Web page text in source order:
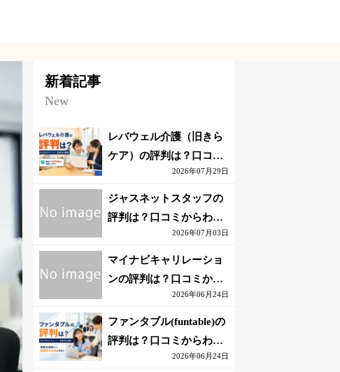
新着記事
New
レバウェル介護（旧きら
ケア）の評判は？口コミ
からわかるメリット・注
意点を解説
2026年07月29日
ジャスネットスタッフの
評判は？口コミからわか
るメリット・注意点を解
説
2026年07月03日
マイナビキャリレーショ
ンの評判は？口コミから
わかるメリット・注意点
を解説
2026年06月24日
ファンタブル(funtable)の
評判は？口コミからわか
るメリット・注意点を解
2026年06月24日